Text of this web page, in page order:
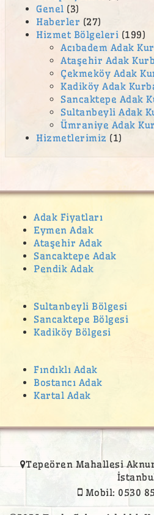
Fatih Mahallesi Adak
feneryolu adak
Ferah Mahallesi
ferhatpaşa adak
ferhatpaşa adak
Ferhatpaşa adak
ferhatpaşa
Feyzullah Mahallesi
Gülsuyu adak
Gümüşpınar Adak
Güzeltepe
Hilal Mahallesi Adak
Hürriyet
İdealtepe adak
İnönü Mahallesi Adak
Kadıköy Acıbadem Mahallesi
Kadıköy adak
Kadıköy Bostancı Mahallesi
Genel (3)
Haberler (27)
Hizmet Bölgeleri (199)
Acıbadem Adak
Ataşehir Adak
Çekmeköy Adak
Kadiköy Adak
Sancaktepe Adak
Sultanbeyli Adak
Ümraniye Adak
Hizmetlerimiz (1)
Adak Fiyatları
Eymen Adak
Ataşehir Adak
Sancaktepe Adak
Pendik Adak
Sultanbeyli Bölgesi
Sancaktepe Bölgesi
Kadiköy Bölgesi
Fındıklı Adak
Bostancı Adak
Kartal Adak
Tepeören Mahallesi
Mobil: 0530